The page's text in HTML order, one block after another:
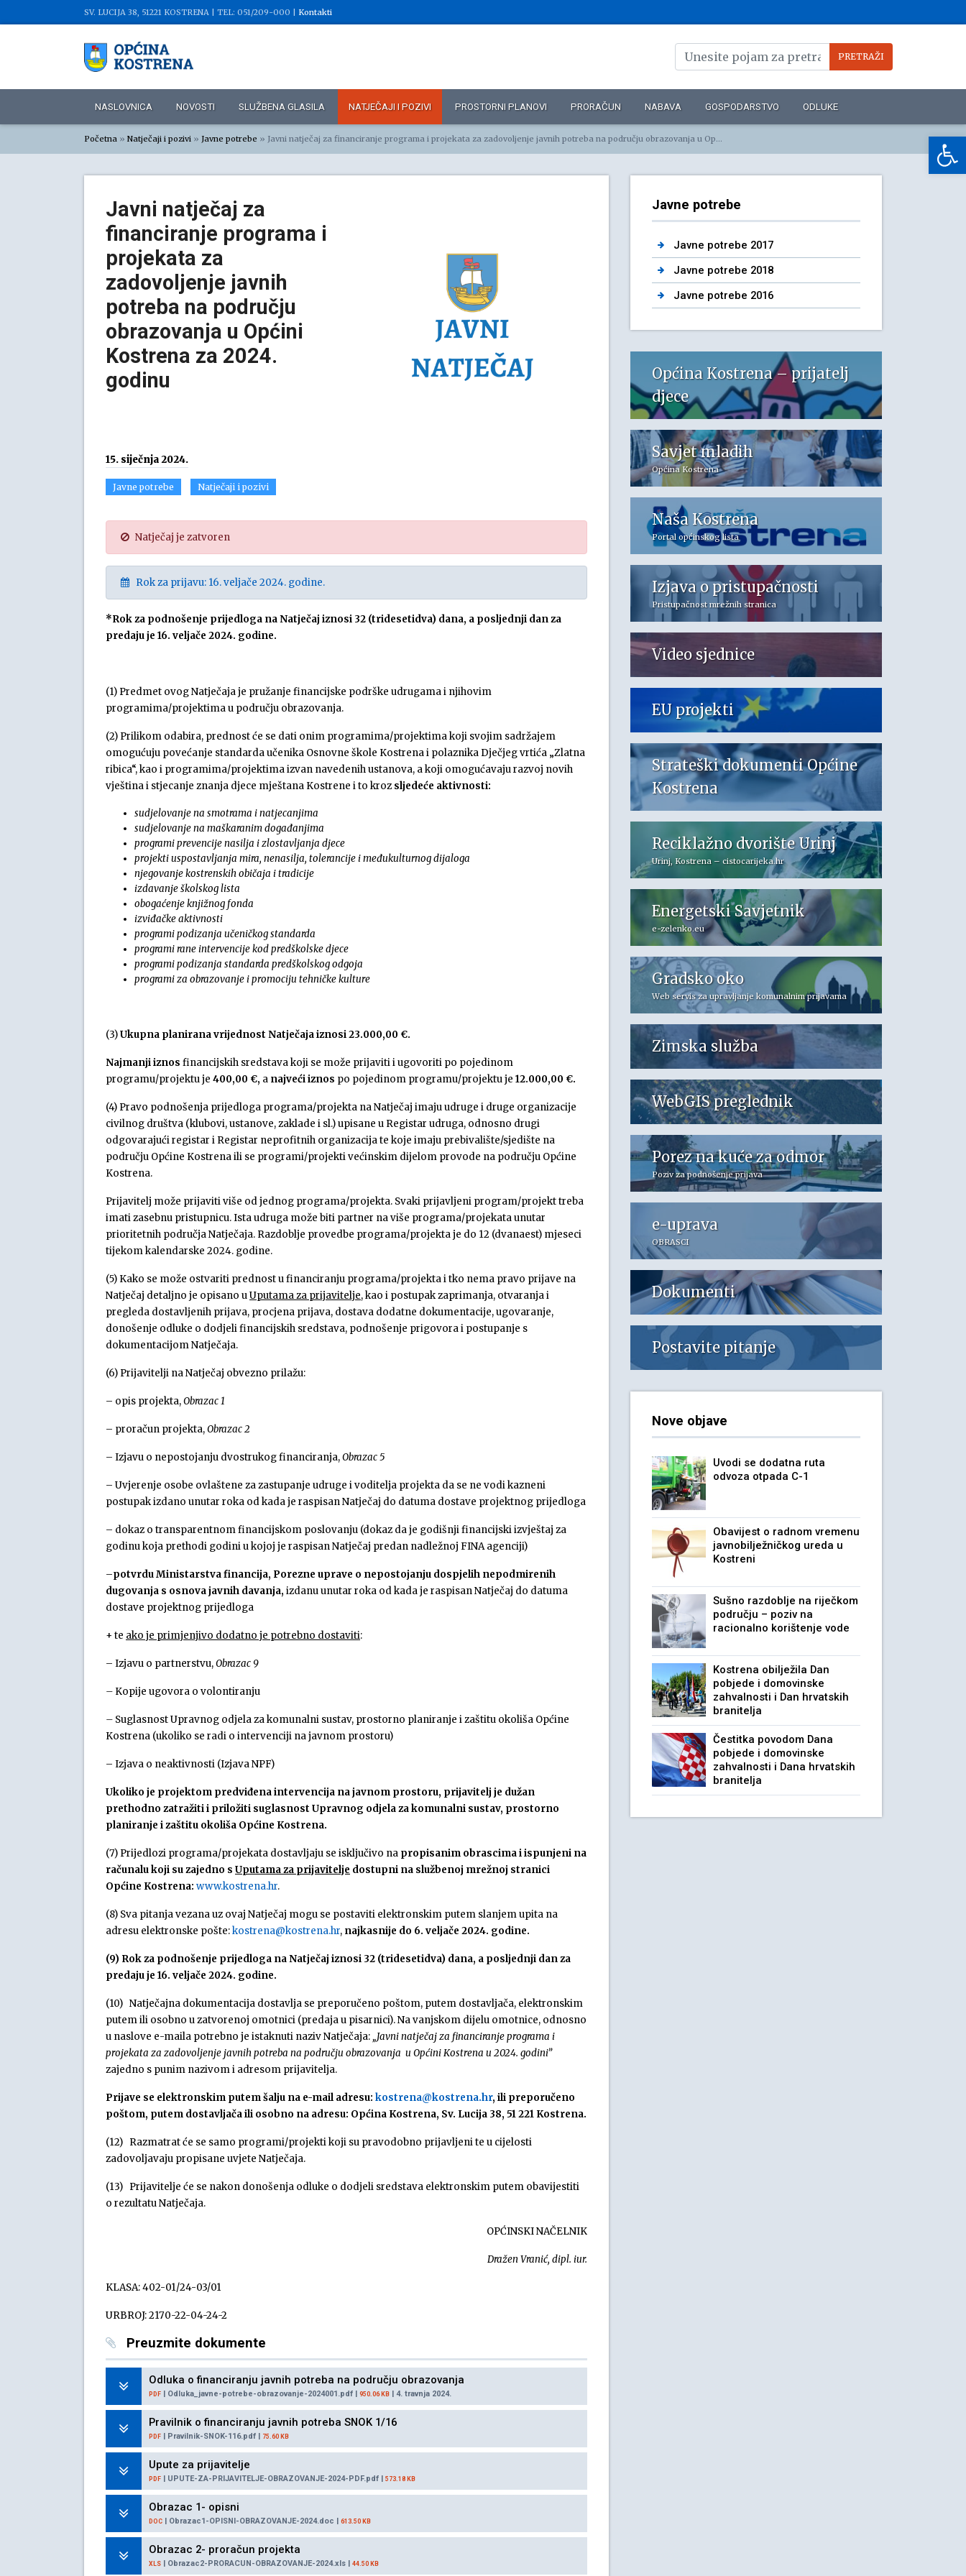
SV. LUCIJA 38, 51221 KOSTRENA | TEL: 051/209-000 | Kontakti
NASLOVNICA NOVOSTI SLUŽBENA GLASILA NATJEČAJI I POZIVI PROSTORNI PLANOVI PRORAČUN NABAVA GOSPODARSTVO ODLUKE
Početna » Natječaji i pozivi » Javne potrebe » Javni natječaj za financiranje programa i projekata za zadovoljenje javnih potreba na području obrazovanja u Općini Kostrena za 2024. godinu
Javni natječaj za
financiranje programa i
projekata za
zadovoljenje javnih
potreba na području
obrazovanja u Općini
Kostrena za 2024.
godinu
15. siječnja 2024.
Javne potrebe Natječaji i pozivi
Natječaj je zatvoren
Rok za prijavu: 16. veljače 2024. godine.
*Rok za podnošenje prijedloga na Natječaj iznosi 32 (tridesetidva) dana, a posljednji dan za
predaju je 16. veljače 2024. godine.
(1) Predmet ovog Natječaja je pružanje financijske podrške udrugama i njihovim
programima/projektima u području obrazovanja.
(2) Prilikom odabira, prednost će se dati onim programima/projektima koji svojim sadržajem
omogućuju povećanje standarda učenika Osnovne škole Kostrena i polaznika Dječjeg vrtića „Zlatna
ribica“, kao i programima/projektima izvan navedenih ustanova, a koji omogućavaju razvoj novih
vještina i stjecanje znanja djece mještana Kostrene i to kroz sljedeće aktivnosti:
sudjelovanje na smotrama i natjecanjima
sudjelovanje na maškaranim događanjima
programi prevencije nasilja i zlostavljanja djece
projekti uspostavljanja mira, nenasilja, tolerancije i međukulturnog dijaloga
njegovanje kostrenskih običaja i tradicije
izdavanje školskog lista
obogaćenje knjižnog fonda
izviđačke aktivnosti
programi podizanja učeničkog standarda
programi rane intervencije kod predškolske djece
programi podizanja standarda predškolskog odgoja
programi za obrazovanje i promociju tehničke kulture
(3)Ukupna planirana vrijednost Natječaja iznosi 23.000,00 €.
Najmanji iznos financijskih sredstava koji se može prijaviti i ugovoriti po pojedinom
programu/projektu je 400,00 €, a najveći iznos po pojedinom programu/projektu je 12.000,00 €.
(4) Pravo podnošenja prijedloga programa/projekta na Natječaj imaju udruge i druge organizacije
civilnog društva (klubovi, ustanove, zaklade i sl.) upisane u Registar udruga, odnosno drugi
odgovarajući registar i Registar neprofitnih organizacija te koje imaju prebivalište/sjedište na
području Općine Kostrena ili se programi/projekti većinskim dijelom provode na području Općine
Kostrena.
Prijavitelj može prijaviti više od jednog programa/projekta. Svaki prijavljeni program/projekt treba
imati zasebnu pristupnicu. Ista udruga može biti partner na više programa/projekata unutar
prioritetnih područja Natječaja. Razdoblje provedbe programa/projekta je do 12 (dvanaest) mjeseci
tijekom kalendarske 2024. godine.
(5) Kako se može ostvariti prednost u financiranju programa/projekta i tko nema pravo prijave na
Natječaj detaljno je opisano uUputama za prijavitelje,kao i postupak zaprimanja, otvaranja i
pregleda dostavljenih prijava, procjena prijava, dostava dodatne dokumentacije, ugovaranje,
donošenje odluke o dodjeli financijskih sredstava, podnošenje prigovora i postupanje s
dokumentacijom Natječaja.
(6) Prijavitelji na Natječaj obvezno prilažu:
– opis projekta,Obrazac 1
– proračun projekta,Obrazac 2
– Izjavu o nepostojanju dvostrukog financiranja,Obrazac 5
– Uvjerenje osobe ovlaštene za zastupanje udruge i voditelja projekta da se ne vodi kazneni
postupak izdano unutar roka od kada je raspisan Natječaj do datuma dostave projektnog prijedloga
– dokaz o transparentnom financijskom poslovanju (dokaz da je godišnji financijski izvještaj za
godinu koja prethodi godini u kojoj je raspisan Natječaj predan nadležnoj FINA agenciji)
–potvrdu Ministarstva financija, Porezne uprave o nepostojanju dospjelih nepodmirenih
dugovanja s osnova javnih davanja, izdanu unutar roka od kada je raspisan Natječaj do datuma
dostave projektnog prijedloga
+ te ako je primjenjivo dodatno je potrebno dostaviti:
– Izjavu o partnerstvu,Obrazac 9
– Kopije ugovora o volontiranju
– Suglasnost Upravnog odjela za komunalni sustav, prostorno planiranje i zaštitu okoliša Općine
Kostrena (ukoliko se radi o intervenciji na javnom prostoru)
– Izjava o neaktivnosti (Izjava NPF)
Ukoliko je projektom predviđena intervencija na javnom prostoru, prijavitelj je dužan
prethodno zatražiti i priložiti suglasnost Upravnog odjela za komunalni sustav, prostorno
planiranje i zaštitu okoliša Općine Kostrena.
(7) Prijedlozi programa/projekata dostavljaju se isključivo na propisanim obrascima i ispunjeni na
računalukoji su zajedno s Uputama za prijavitelje dostupni na službenoj mrežnoj stranici
Općine Kostrena: www.kostrena.hr.
(8) Sva pitanja vezana uz ovaj Natječaj mogu se postaviti elektronskim putem slanjem upita na
adresu elektronske pošte:kostrena@kostrena.hr, najkasnije do 6. veljače 2024. godine.
(9) Rok za podnošenje prijedloga na Natječaj iznosi 32 (tridesetidva) dana, a posljednji dan za
predaju je 16. veljače 2024. godine.
(10) Natječajna dokumentacija dostavlja se preporučeno poštom, putem dostavljača, elektronskim
putem ili osobno u zatvorenoj omotnici (predaja u pisarnici). Na vanjskom dijelu omotnice, odnosno
u naslove e-maila potrebno je istaknuti naziv Natječaja:„Javni natječaj za financiranje programa i
projekata za zadovoljenje javnih potreba na području obrazovanja u Općini Kostrena u 2024. godini”
zajedno s punim nazivom i adresom prijavitelja.
Prijave se elektronskim putem šalju na e-mail adresu: kostrena@kostrena.hr, ili preporučeno
poštom, putem dostavljača ili osobno na adresu: Općina Kostrena, Sv. Lucija 38, 51 221 Kostrena.
(12) Razmatrat će se samo programi/projekti koji su pravodobno prijavljeni te u cijelosti
zadovoljavaju propisane uvjete Natječaja.
(13) Prijavitelje će se nakon donošenja odluke o dodjeli sredstava elektronskim putem obavijestiti
o rezultatu Natječaja.
OPĆINSKI NAČELNIK
Dražen Vranić, dipl. iur.
KLASA: 402-01/24-03/01
URBROJ: 2170-22-04-24-2
Preuzmite dokumente
Odluka o financiranju javnih potreba na području obrazovanja
PDF | Odluka_javne-potrebe-obrazovanje-2024001.pdf | 950.06 KB | 4. travnja 2024.
Pravilnik o financiranju javnih potreba SNOK 1/16
PDF | Pravilnik-SNOK-116.pdf | 75.60 KB
Upute za prijavitelje
PDF | UPUTE-ZA-PRIJAVITELJE-OBRAZOVANJE-2024-PDF.pdf | 573.18 KB
Obrazac 1- opisni
DOC | Obrazac1-OPISNI-OBRAZOVANJE-2024.doc | 613.50 KB
Obrazac 2- proračun projekta
XLS | Obrazac2-PRORACUN-OBRAZOVANJE-2024.xls | 44.50 KB
Javne potrebe
Javne potrebe 2017
Javne potrebe 2018
Javne potrebe 2016
Općina Kostrena – prijatelj
djece
Savjet mladih
Općina Kostrena
Naša Kostrena
Portal općinskog lista
Izjava o pristupačnosti
Pristupačnost mrežnih stranica
Video sjednice
EU projekti
Strateški dokumenti Općine
Kostrena
Reciklažno dvorište Urinj
Urinj, Kostrena – cistocarijeka.hr
Energetski Savjetnik
e-zelenko.eu
Gradsko oko
Web servis za upravljanje komunalnim prijavama
Zimska služba
WebGIS preglednik
Porez na kuće za odmor
Poziv za podnošenje prijava
e-uprava
OBRASCI
Dokumenti
Postavite pitanje
Nove objave
Uvodi se dodatna ruta
odvoza otpada C-1
Obavijest o radnom vremenu
javnobilježničkog ureda u
Kostreni
Sušno razdoblje na riječkom
području – poziv na
racionalno korištenje vode
Kostrena obilježila Dan
pobjede i domovinske
zahvalnosti i Dan hrvatskih
branitelja
Čestitka povodom Dana
pobjede i domovinske
zahvalnosti i Dana hrvatskih
branitelja